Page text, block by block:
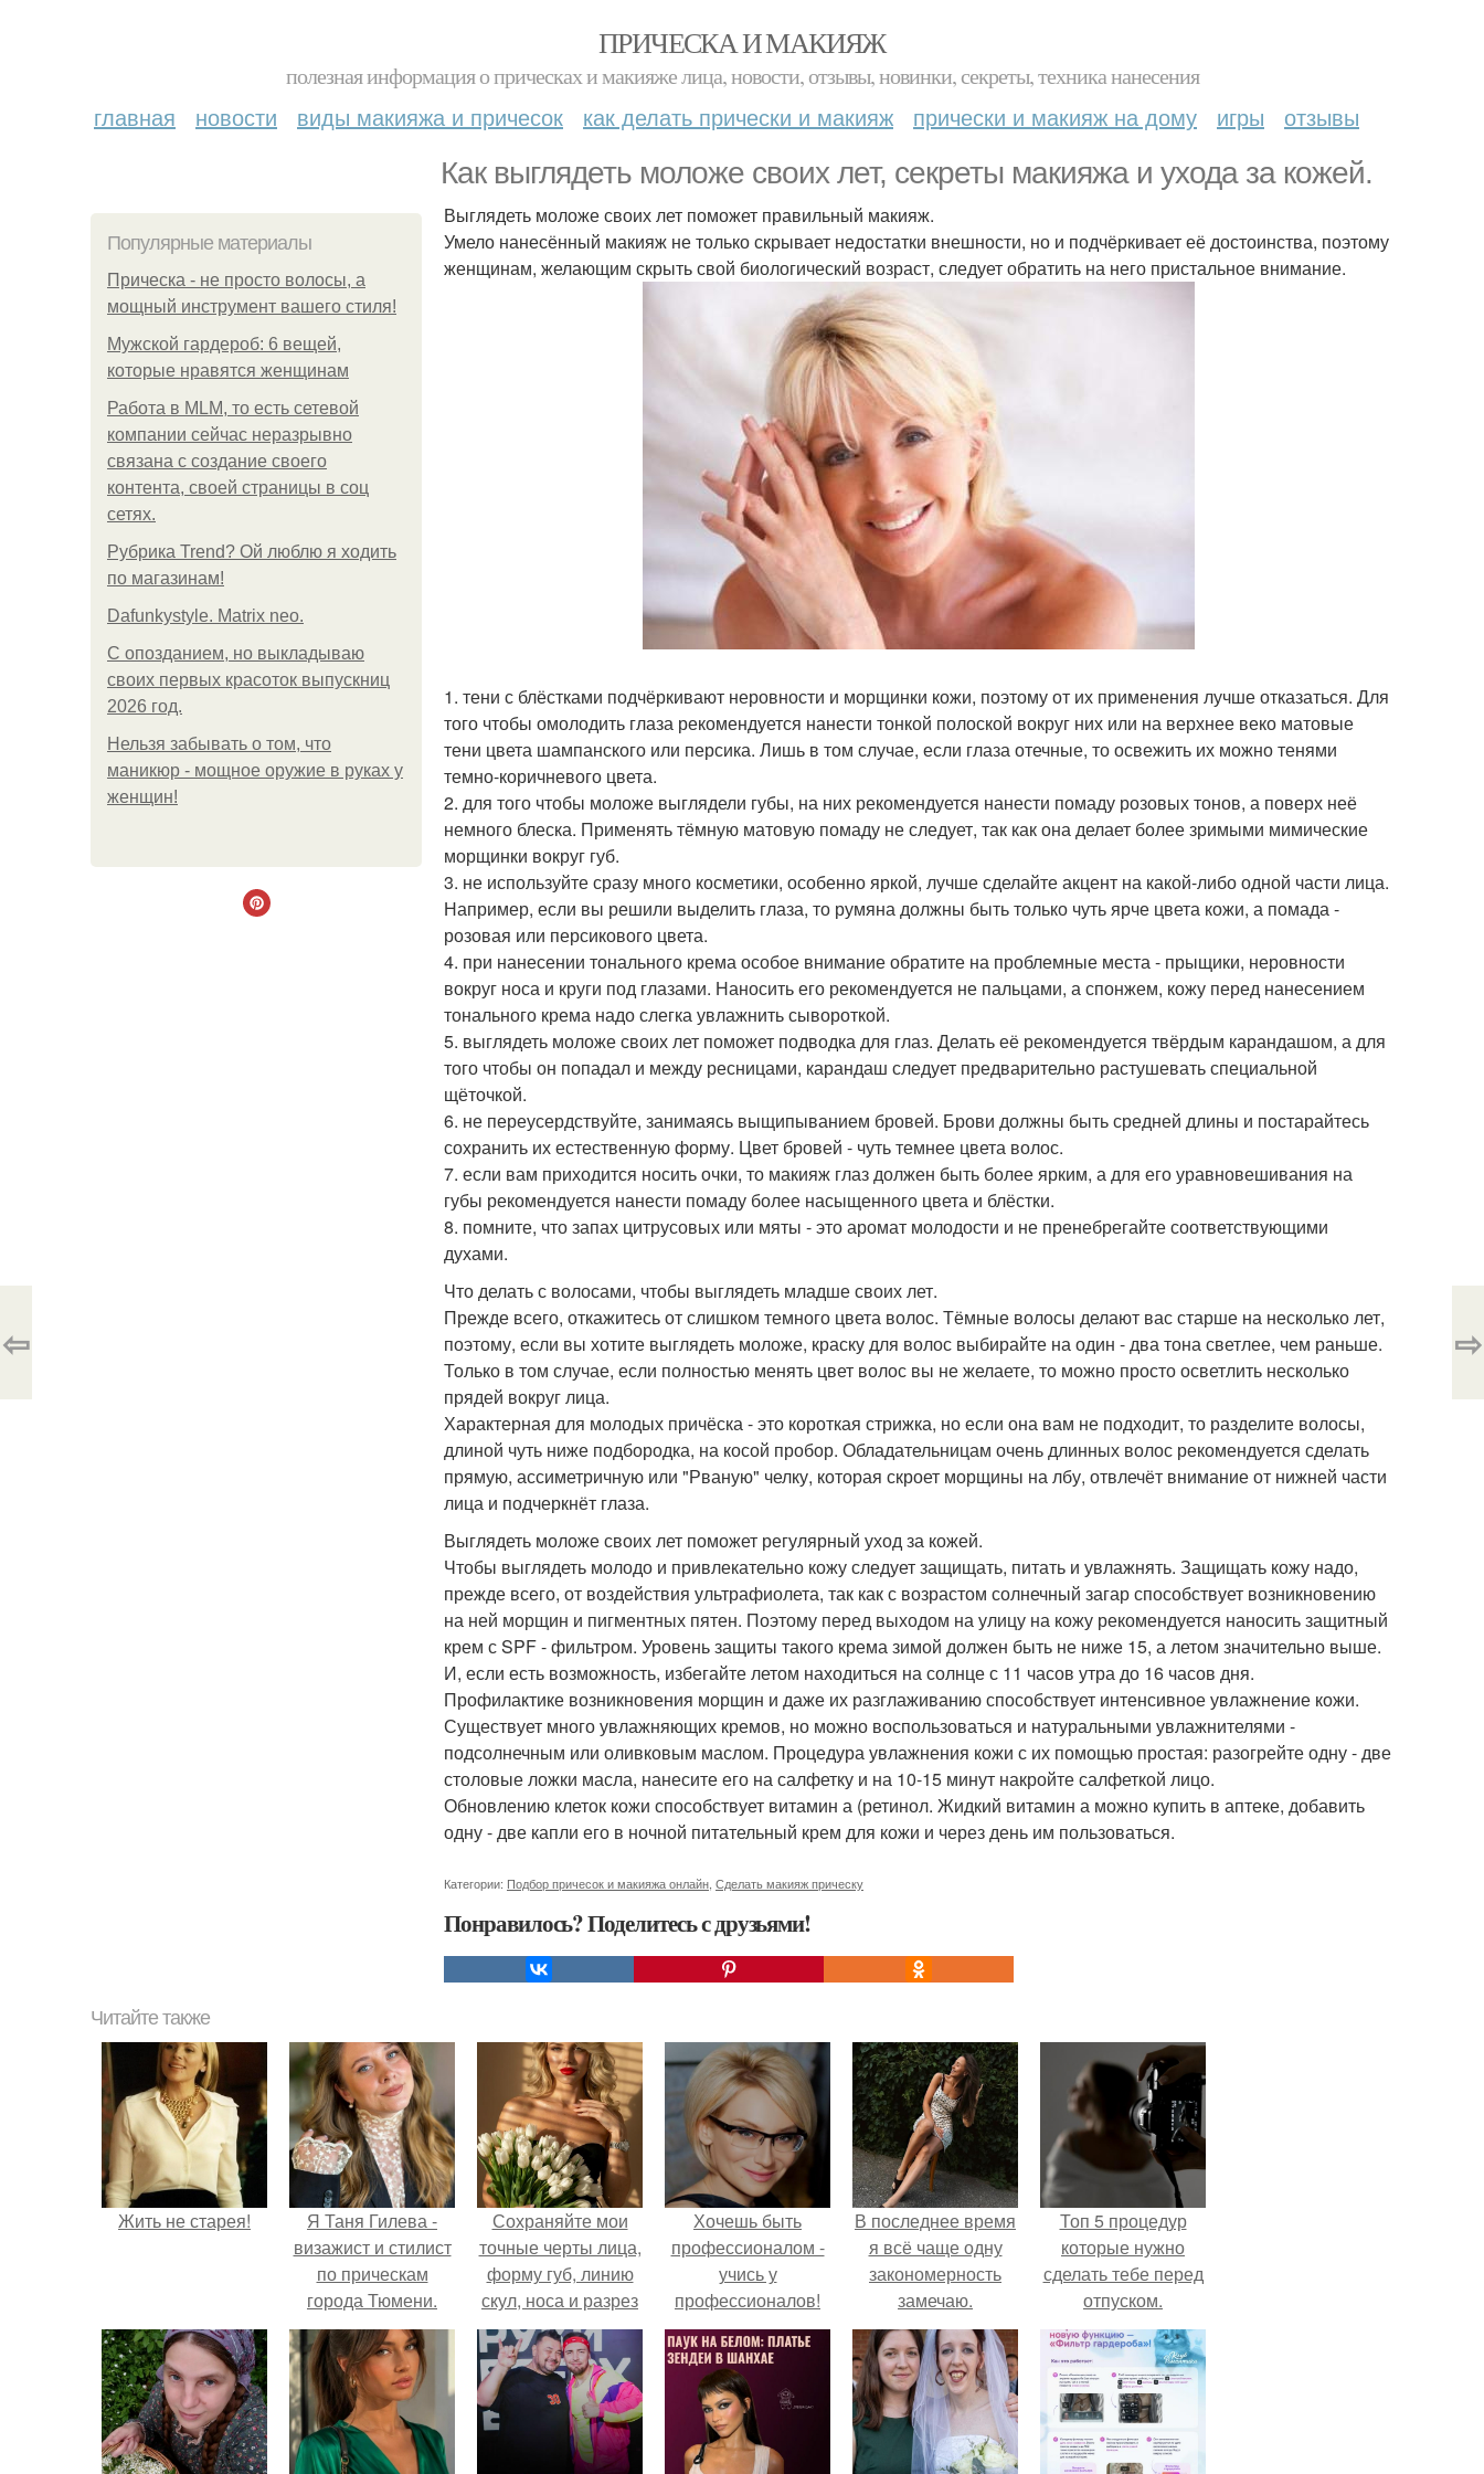
ПРИЧЕСКА И МАКИЯЖ
полезная информация о прическах и макияже лица, новости, отзывы, новинки, секреты, техника нанесения
главная новости виды макияжа и причесок как делать прически и макияж прически и макияж на дому игры отзывы
Как выглядеть моложе своих лет, секреты макияжа и ухода за кожей.
Популярные материалы
Прическа - не просто волосы, а
мощный инструмент вашего стиля!
Мужской гардероб: 6 вещей,
которые нравятся женщинам
Работа в MLM, то есть сетевой
компании сейчас неразрывно
связана с создание своего
контента, своей страницы в соц
сетях.
Рубрика Trend? Ой люблю я ходить
по магазинам!
Dafunkystyle. Matrix neo.
С опозданием, но выкладываю
своих первых красоток выпускниц
2026 год.
Нельзя забывать о том, что
маникюр - мощное оружие в руках у
женщин!
Выглядеть моложе своих лет поможет правильный макияж.
Умело нанесённый макияж не только скрывает недостатки внешности, но и подчёркивает её достоинства, поэтому
женщинам, желающим скрыть свой биологический возраст, следует обратить на него пристальное внимание.
1. тени с блёстками подчёркивают неровности и морщинки кожи, поэтому от их применения лучше отказаться. Для
того чтобы омолодить глаза рекомендуется нанести тонкой полоской вокруг них или на верхнее веко матовые
тени цвета шампанского или персика. Лишь в том случае, если глаза отечные, то освежить их можно тенями
темно-коричневого цвета.
2. для того чтобы моложе выглядели губы, на них рекомендуется нанести помаду розовых тонов, а поверх неё
немного блеска. Применять тёмную матовую помаду не следует, так как она делает более зримыми мимические
морщинки вокруг губ.
3. не используйте сразу много косметики, особенно яркой, лучше сделайте акцент на какой-либо одной части лица.
Например, если вы решили выделить глаза, то румяна должны быть только чуть ярче цвета кожи, а помада -
розовая или персикового цвета.
4. при нанесении тонального крема особое внимание обратите на проблемные места - прыщики, неровности
вокруг носа и круги под глазами. Наносить его рекомендуется не пальцами, а спонжем, кожу перед нанесением
тонального крема надо слегка увлажнить сывороткой.
5. выглядеть моложе своих лет поможет подводка для глаз. Делать её рекомендуется твёрдым карандашом, а для
того чтобы он попадал и между ресницами, карандаш следует предварительно растушевать специальной
щёточкой.
6. не переусердствуйте, занимаясь выщипыванием бровей. Брови должны быть средней длины и постарайтесь
сохранить их естественную форму. Цвет бровей - чуть темнее цвета волос.
7. если вам приходится носить очки, то макияж глаз должен быть более ярким, а для его уравновешивания на
губы рекомендуется нанести помаду более насыщенного цвета и блёстки.
8. помните, что запах цитрусовых или мяты - это аромат молодости и не пренебрегайте соответствующими
духами.
Что делать с волосами, чтобы выглядеть младше своих лет.
Прежде всего, откажитесь от слишком темного цвета волос. Тёмные волосы делают вас старше на несколько лет,
поэтому, если вы хотите выглядеть моложе, краску для волос выбирайте на один - два тона светлее, чем раньше.
Только в том случае, если полностью менять цвет волос вы не желаете, то можно просто осветлить несколько
прядей вокруг лица.
Характерная для молодых причёска - это короткая стрижка, но если она вам не подходит, то разделите волосы,
длиной чуть ниже подбородка, на косой пробор. Обладательницам очень длинных волос рекомендуется сделать
прямую, ассиметричную или "Рваную" челку, которая скроет морщины на лбу, отвлечёт внимание от нижней части
лица и подчеркнёт глаза.
Выглядеть моложе своих лет поможет регулярный уход за кожей.
Чтобы выглядеть молодо и привлекательно кожу следует защищать, питать и увлажнять. Защищать кожу надо,
прежде всего, от воздействия ультрафиолета, так как с возрастом солнечный загар способствует возникновению
на ней морщин и пигментных пятен. Поэтому перед выходом на улицу на кожу рекомендуется наносить защитный
крем с SPF - фильтром. Уровень защиты такого крема зимой должен быть не ниже 15, а летом значительно выше.
И, если есть возможность, избегайте летом находиться на солнце с 11 часов утра до 16 часов дня.
Профилактике возникновения морщин и даже их разглаживанию способствует интенсивное увлажнение кожи.
Существует много увлажняющих кремов, но можно воспользоваться и натуральными увлажнителями -
подсолнечным или оливковым маслом. Процедура увлажнения кожи с их помощью простая: разогрейте одну - две
столовые ложки масла, нанесите его на салфетку и на 10-15 минут накройте салфеткой лицо.
Обновлению клеток кожи способствует витамин а (ретинол. Жидкий витамин а можно купить в аптеке, добавить
одну - две капли его в ночной питательный крем для кожи и через день им пользоваться.
Категории: Подбор причесок и макияжа онлайн Сделать макияж прическу
Понравилось? Поделитесь с друзьями!
⇦ ⇨
Читайте также
Жить не старея!
Я Таня Гилева -
визажист и стилист
по прическам
города Тюмени.
Сохраняйте мои
точные черты лица,
форму губ, линию
скул, носа и разрез
глаз.
Хочешь быть
профессионалом -
учись у
профессионалов!
В последнее время
я всё чаще одну
закономерность
замечаю.
Топ 5 процедур
которые нужно
сделать тебе перед
отпуском.